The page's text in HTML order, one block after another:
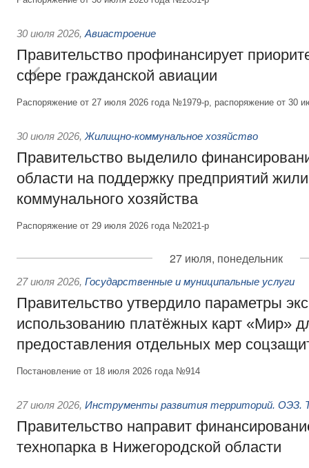
30 июля 2026, Авиастроение
Правительство профинансирует
сфере гражданской авиации
Распоряжение от 27 июля 2026 года №1979-р, распоряжение от 30
30 июля 2026, Жилищно-коммунальное хозяйство
Правительство выделило
области на поддержку предприятий
коммунального хозяйства
Распоряжение от 29 июля 2026 года №2021-р
27 июля, понедельник
27 июля 2026, Государственные и муниципальные услуги
Правительство утвердило параметры
использованию платёжных карт «Мир»
предоставления отдельных мер
Постановление от 18 июля 2026 года №914
27 июля 2026, Инструменты развития территорий. ОЭЗ.
Правительство направит
технопарка в Нижегородской области